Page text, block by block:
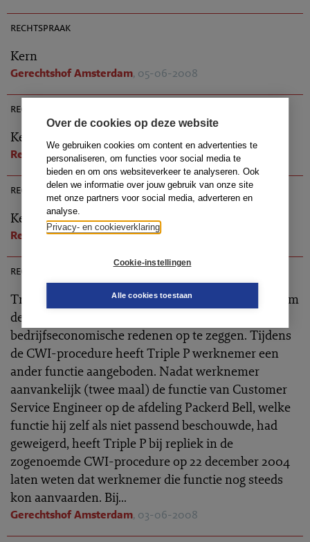
Over de cookies op deze website
We gebruiken cookies om content en advertenties te
personaliseren, om functies voor social media te
bieden en om ons websiteverkeer te analyseren. Ook
delen we informatie over jouw gebruik van onze site
met onze partners voor social media, adverteren en
analyse.
Privacy- en cookieverklaring
Cookie-instellingen
Alle cookies toestaan
rechtspraak
Kern
Gerechtshof Amsterdam, 05-06-2008
rechtspraak
Kern
Rechtbank Noord-Nederland, 04-06-2008
rechtspraak
AR 2008-0358
Kern
Rechtbank Midden-Nederland
rechtspraak
Triple P heeft aan de CWI toestemming gevraagd om
de arbeidsovereenkomst met werknemer wegens
bedrijfseconomische redenen op te zeggen. Tijdens
de CWI-procedure heeft Triple P werknemer een
ander functie aangeboden. Nadat werknemer
aanvankelijk (twee maal) de functie van Customer
Service Engineer op de afdeling Packerd Bell, welke
functie hij zelf als niet passend beschouwde, had
geweigerd, heeft Triple P bij repliek in de
zogenoemde CWI-procedure op 22 december 2004
laten weten dat werknemer die functie nog steeds
kon aanvaarden. Bij...
Gerechtshof Amsterdam, 03-06-2008